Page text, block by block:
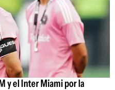
y el Inter Miami por la